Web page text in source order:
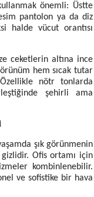
önemli: Üstte
pantolon ya da diz
halde vücut orantısı
ceketlerin altına ince
hem sıcak tutar
Özellikle nötr tonlarda
şehirli ama
şık görünmenin
gizlidir. Ofis ortamı için
kombinlenebilir.
ve sofistike bir hava